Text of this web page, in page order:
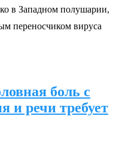
в Западном полушарии,
переносчиком вируса
боль с
и речи требует